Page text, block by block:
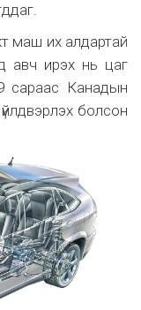
маш их алдартай
авч ирэх нь цаг
сараас Канадын
болсон